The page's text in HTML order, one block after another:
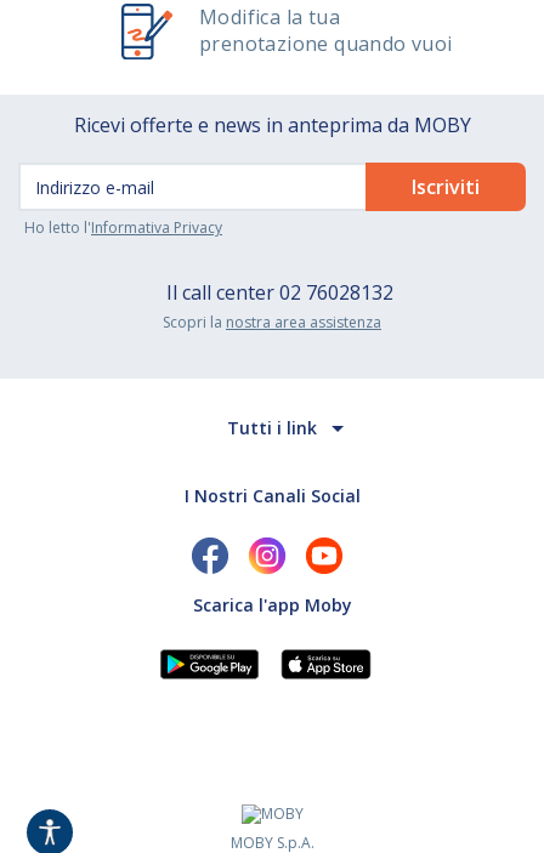
Modifica la tua
prenotazione quando vuoi
Ricevi offerte e news in anteprima da MOBY
Ho letto l'Informativa Privacy
Il call center02 76028132
Scopri la nostra area assistenza
Tutti i link
I Nostri Canali Social
Scarica l'app Moby
MOBY S.p.A.